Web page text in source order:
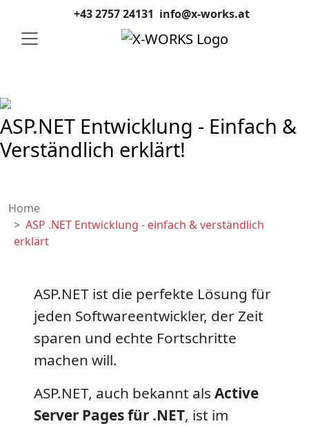
+43 2757 24131 info@x-works.at
ASP.NET Entwicklung - Einfach &
Verständlich erklärt!
Home
ASP .NET Entwicklung - einfach & verständlich
erklärt
ASP.NET ist die perfekte Lösung für
jeden Softwareentwickler, der Zeit
sparen und echte Fortschritte
machen will.
ASP.NET, auch bekannt alsActive
Server Pages für .NET, ist im